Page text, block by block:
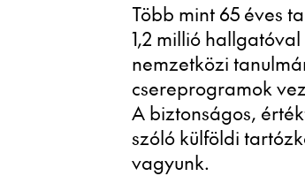
Több mint 65 éves
1,2 millió hallgatóval
nemzetközi
csereprogramok
A biztonságos,
szóló külföldi
vagyunk.